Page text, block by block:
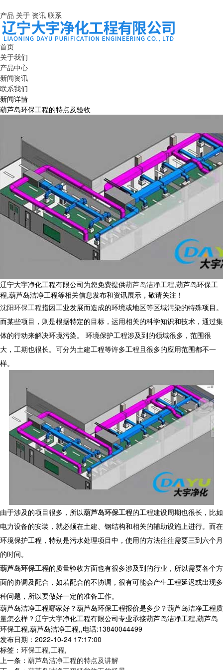
产品 关于 资讯 联系
首页
关于我们
产品中心
新闻资讯
联系我们
新闻详情
葫芦岛环保工程的特点及验收
辽宁大宇净化工程有限公司为您免费提供葫芦岛洁净工程,葫芦岛环保工
程,葫芦岛洁净工程等相关信息发布和资讯展示，敬请关注！
沈阳环保工程指因工业发展而造成的环境或地区等区域污染的特殊项目。
而某些项目，则是根据特定的目标，运用相关的科学知识和技术，通过集
体的行动来解决环境污染。 环境保护工程涉及到的领域很多，范围很
大，工期也很长。可分为土建工程等许多工程且很多的应用范围都不一
样。
由于涉及的项目很多，所以葫芦岛环保工程的工程建设周期也很长，比如
电力设备的安装，就必须在土建、钢结构和相关的辅助设施上进行。而在
环境保护工程，特别是污水处理项目中，使用的方法往往需要三到六个月
的时间。
葫芦岛环保工程的质量验收方面也有很多涉及到的行业，所以需要各个方
面的协调及配合，如若配合的不协调，很有可能会产生工程延迟或出现多
种问题，所以要做好一定的准备工作。
葫芦岛洁净工程哪家好？葫芦岛环保工程报价是多少？葫芦岛洁净工程质
量怎么样？辽宁大宇净化工程有限公司专业承接葫芦岛洁净工程,葫芦岛
环保工程,葫芦岛洁净工程,,电话:13840044499
发布日期：2022-10-24 17:17:00
标签： 环保工程,工程,
上一条： 葫芦岛洁净工程的特点及讲解